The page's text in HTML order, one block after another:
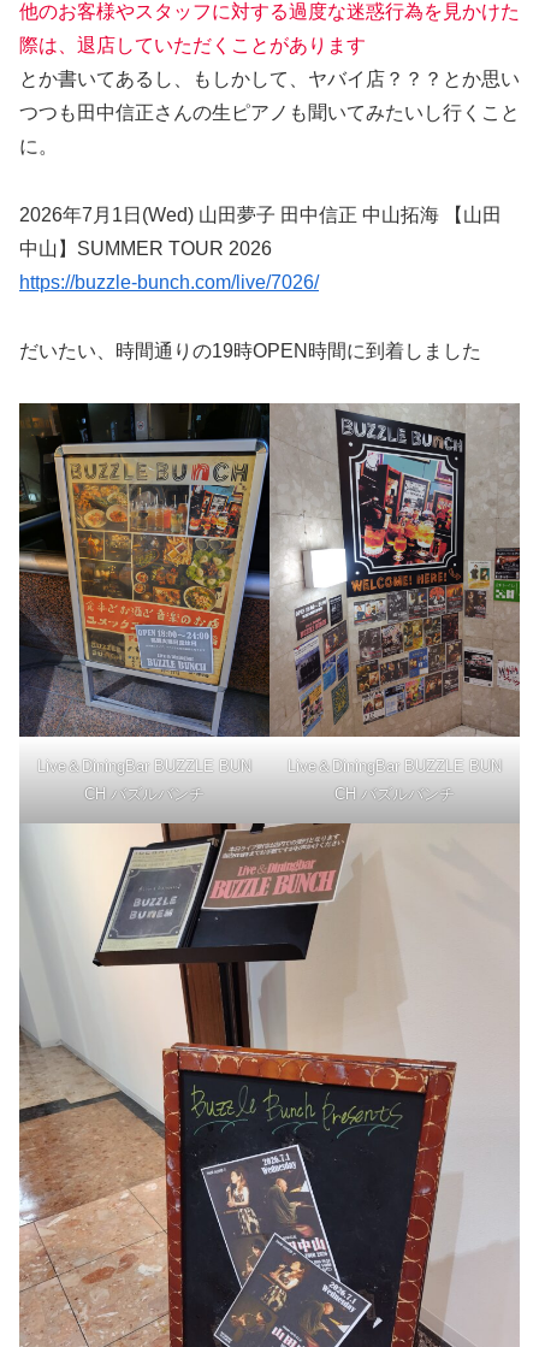
他のお客様やスタッフに対する過度な迷惑行為を見かけた
際は、退店していただくことがあります
とか書いてあるし、もしかして、ヤバイ店？？？とか思い
つつも田中信正さんの生ピアノも聞いてみたいし行くこと
に。
2026年7月1日(Wed) 山田夢子 田中信正 中山拓海 【山田
中山】SUMMER TOUR 2026
https://buzzle-bunch.com/live/7026/
だいたい、時間通りの19時OPEN時間に到着しました
Live＆DiningBar BUZZLE BUN
CH バズルバンチ
Live＆DiningBar BUZZLE BUN
CH バズルバンチ